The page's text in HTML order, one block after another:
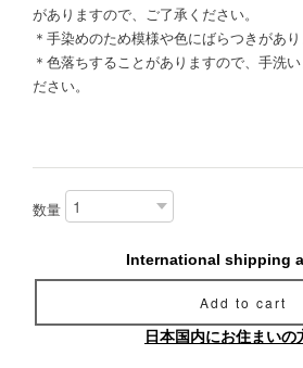
がありますので、ご了承ください。
＊手染めのため模様や色にばらつきがあり
＊色落ちすることがありますので、手洗
ださい。
数量
International shipping
Add to cart
日本国内にお住まいの